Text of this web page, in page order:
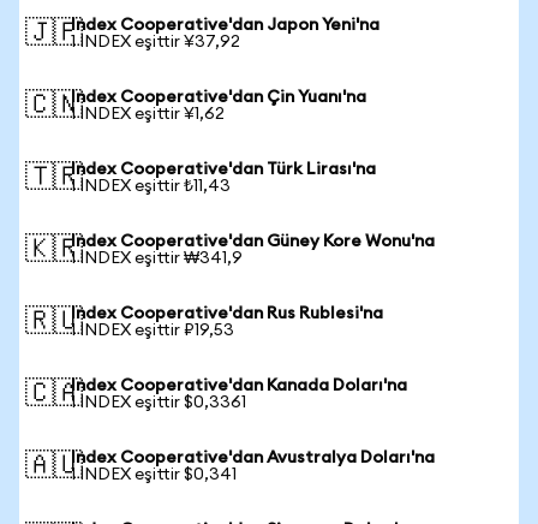
🇯🇵Index Cooperative'dan Japon Yeni'na
1 INDEX eşittir ¥37,92
🇨🇳Index Cooperative'dan Çin Yuanı'na
1 INDEX eşittir ¥1,62
🇹🇷Index Cooperative'dan Türk Lirası'na
1 INDEX eşittir ₺11,43
🇰🇷Index Cooperative'dan Güney Kore Wonu'na
1 INDEX eşittir ₩341,9
🇷🇺Index Cooperative'dan Rus Rublesi'na
1 INDEX eşittir ₽19,53
🇨🇦Index Cooperative'dan Kanada Doları'na
1 INDEX eşittir $0,3361
🇦🇺Index Cooperative'dan Avustralya Doları'na
1 INDEX eşittir $0,341